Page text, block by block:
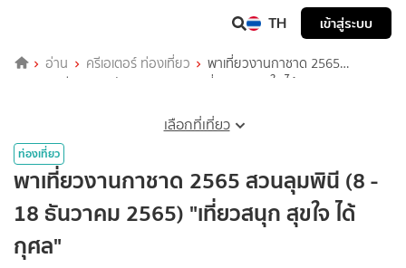
TH เข้าสู่ระบบ
อ่าน ครีเอเตอร์ ท่องเที่ยว
พาเที่ยวงานกาชาด 2565
สวนลุมพินี (8 -​ 18 ธันวาคม 2565) "เที่ยวสนุก สุขใจ ได้กุศล"
เลือกที่เที่ยว
ท่องเที่ยว
พาเที่ยวงานกาชาด 2565 สวนลุมพินี (8 -​
18 ธันวาคม 2565) "เที่ยวสนุก สุขใจ ได้
กุศล"